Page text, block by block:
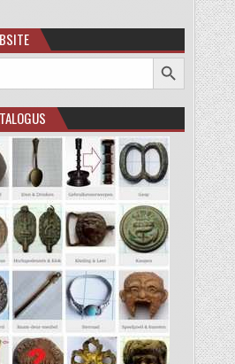
Zoekknop